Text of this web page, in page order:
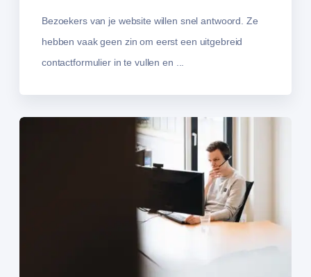
Bezoekers van je website willen snel antwoord. Ze
hebben vaak geen zin om eerst een uitgebreid
contactformulier in te vullen en ...